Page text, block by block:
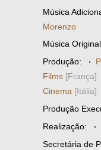
Música
Morenzo
Música
Produção: ·
Films [França]
Cinema [Itália]
Produção
Realização: ·
Secretária de